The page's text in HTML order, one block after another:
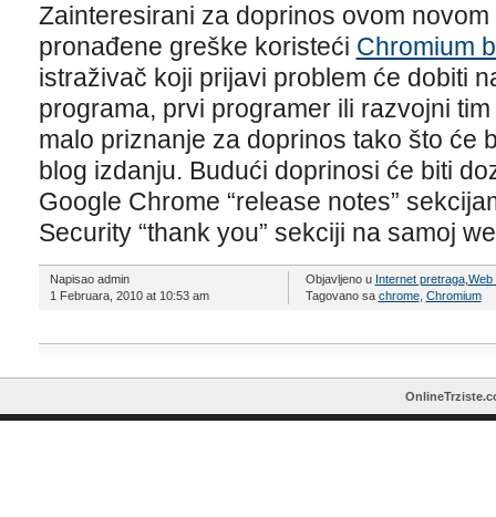
Zainteresirani za doprinos ovom
pronađene greške koristeći Chromium
istraživač koji prijavi problem će dobiti
programa, prvi programer ili razvojni
malo priznanje za doprinos tako što će
blog izdanju. Budući doprinosi će biti
Google Chrome “release notes”
Security “thank you” sekciji na samoj
Napisao admin
1 Februara, 2010 at 10:53 am
Objavljeno u Internet pretraga, Web
Tagovano sa chrome, Chromium